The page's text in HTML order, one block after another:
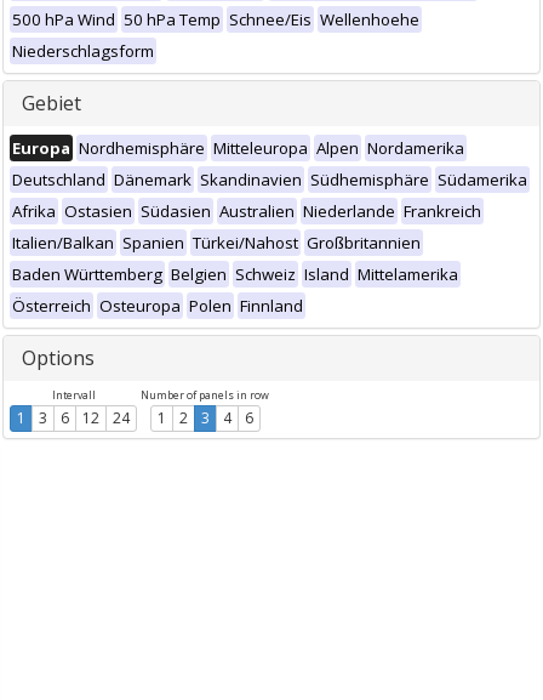
500 hPa Wind 50 hPa Temp Schnee/Eis Wellenhoehe
Niederschlagsform
Gebiet
Europa Nordhemisphäre Mitteleuropa Alpen Nordamerika
Deutschland Dänemark Skandinavien Südhemisphäre Südamerika
Afrika Ostasien Südasien Australien Niederlande Frankreich
Italien/Balkan Spanien Türkei/Nahost Großbritannien
Baden Württemberg Belgien Schweiz Island Mittelamerika
Österreich Osteuropa Polen Finnland
Options
Intervall
1 3 6 12 24
Number of panels in row
1 2 3 4 6